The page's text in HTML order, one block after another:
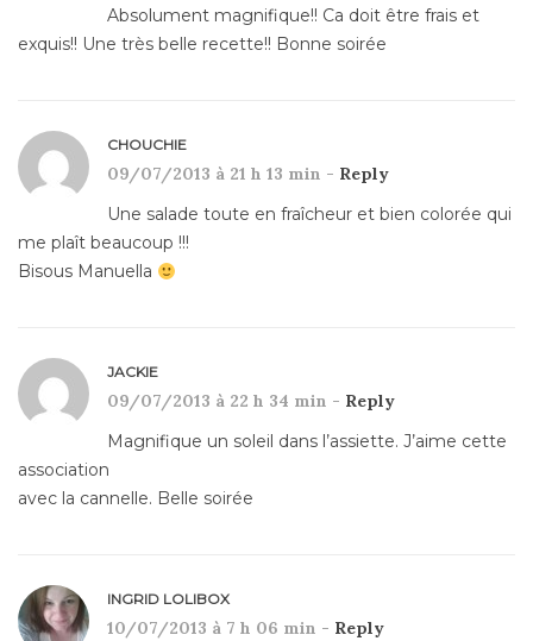
Absolument magnifique!! Ca doit être frais et
exquis!! Une très belle recette!! Bonne soirée
CHOUCHIE
09/07/2013 à 21 h 13 min - Reply
Une salade toute en fraîcheur et bien colorée qui
me plaît beaucoup !!!
Bisous Manuella
JACKIE
09/07/2013 à 22 h 34 min - Reply
Magnifique un soleil dans l’assiette. J’aime cette
association
avec la cannelle. Belle soirée
INGRID LOLIBOX
10/07/2013 à 7 h 06 min - Reply